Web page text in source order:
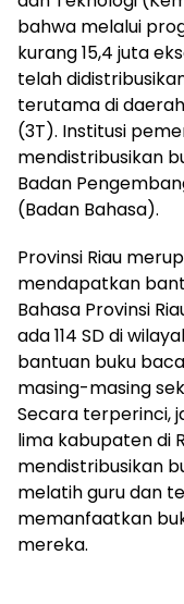
bahwa melalui
kurang 15,4 juta
telah
terutama di
(3T). Institusi
mendistribusikan
Badan
(Badan Bahasa).
Provinsi Riau
mendapatkan
Bahasa Provinsi
ada 114 SD di
bantuan buku
masing-masing
Secara terperinci,
lima kabupaten di
mendistribusikan
melatih guru dan
memanfaatkan
mereka.